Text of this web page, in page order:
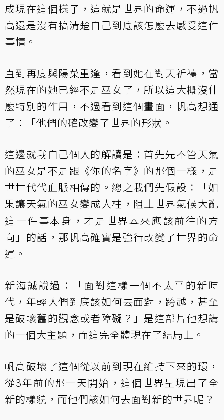
成現在這個樣子，這就是世界的命運，不過帆
高還是沒有搞清楚自己到底該怎麼去感受這件
事情。
直到再度與陽菜重逢，看到她在對天祈禱，當
然現在的她已經不是巫女了，所以這大概沒什
麼特別的作用，不過看到這個畫面，帆高想通
了：「他們的確改變了世界的形狀。」
這邊就我自己個人的解讀是：首先先不管天氣
的巫女是不是跟《你的名字》的那個一樣，是
世世代代血脈相傳的。總之我們先假設：「如
果讓天氣的巫女變成人柱，阻止世界氣候大亂
這一件事本身，才是世界本來應該前往的方
向」的話，那帆高確實是強行改變了世界的命
運。
新海誠說過：「面對這樣一個不太平的新時
代，年輕人們到底該如何去面對，跨越，甚至
是破壞舊的觀念或者障礙？」是這部片他想講
的一個大主題，而這完全體現在了結局上。
帆高破壞了這個從以前到現在維持下來的環，
從3年前的那一天開始，這個世界呈現出了全
新的樣貌，而他們該如何去面對新的世界呢？